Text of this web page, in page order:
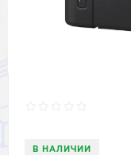
В НАЛИЧИИ